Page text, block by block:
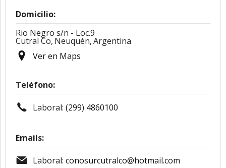
Domicilio:
Rio Negro s/n - Loc.9
Cutral Co, Neuquén,Argentina
Ver en Maps
Teléfono:
Laboral: (299) 4860100
Emails:
Laboral: conosurcutralco@hotmail.com